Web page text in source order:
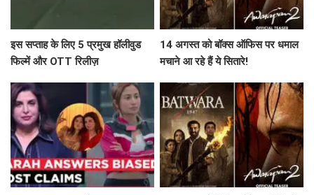
इस सप्ताह के लिए 5 प्रमुख हॉलीवुड
फिल्में और OTT रिलीज़
14 अगस्त को बॉक्स ऑफिस पर धमाल
मचाने आ रहे हैं ये सितारे!